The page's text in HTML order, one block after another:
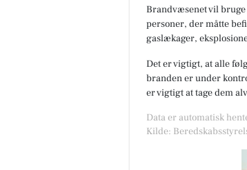
Brandvæsenet vil
personer, der måtte
gaslækager,
Det er vigtigt, at alle
branden er under
er vigtigt at tage dem
Data er automatisk
Kilde: